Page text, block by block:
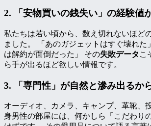
2. 「安物買いの銭失い」の経験値
私たちは若い頃から、数え切れないほど
ました。 「あのガジェットはすぐ壊れた
は解約が面倒だった」 その失敗データ こ
ら手が出るほど欲しい情報です。
3. 「専門性」が自然と滲み出るか
オーディオ、カメラ、キャンプ、革靴
身男性の部屋には、何かしら「こだわり